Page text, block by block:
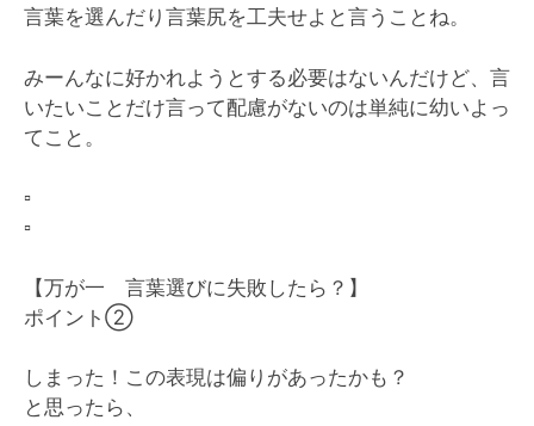
言葉を選んだり言葉尻を工夫せよと言うことね。
みーんなに好かれようとする必要はないんだけど、言
いたいことだけ言って配慮がないのは単純に幼いよっ
てこと。
▫️
▫️
【万が一 言葉選びに失敗したら？】
ポイント②
しまった！この表現は偏りがあったかも？
と思ったら、